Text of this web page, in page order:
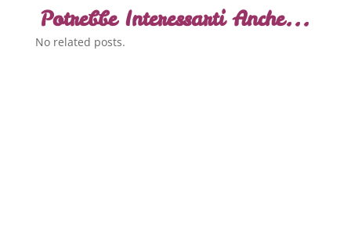
Potrebbe Interessarti Anche...
No related posts.